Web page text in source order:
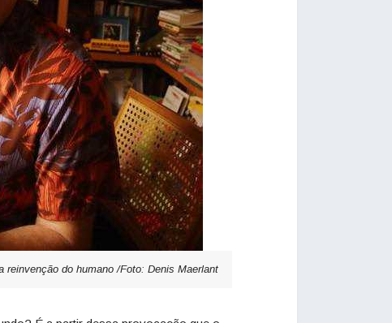
reinvenção do humano /Foto: Denis Maerlant